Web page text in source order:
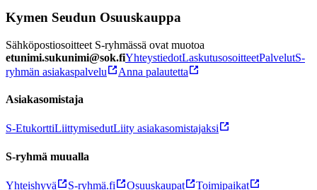
Kymen Seudun Osuuskauppa
Sähköpostiosoitteet S-ryhmässä ovat muotoa
etunimi.sukunimi@sok.fiYhteystiedotLaskutusosoitteetPalvelutS-
ryhmän asiakaspalvelu
Anna palautetta
Asiakasomistaja
S-EtukorttiLiittymisedutLiity asiakasomistajaksi
S-ryhmä muualla
Yhteishyvä S-ryhmä.fi Osuuskaupat Toimipaikat